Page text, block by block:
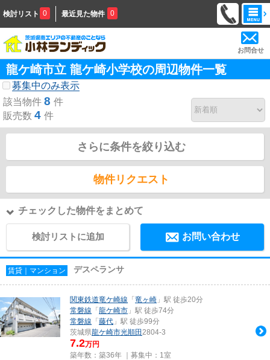
検討リスト 0 最近見た物件 0
お問合せ
龍ケ崎市立 龍ケ崎小学校の周辺物件一覧
募集中のみ表示
該当物件 8 件
販売数 4 件
さらに条件を絞り込む
物件リクエスト
チェックした物件をまとめて
検討リストに追加 お問い合わせ
賃貸｜マンション デスペランサ
関東鉄道竜ケ崎線 「 竜ヶ崎 」駅 徒歩20分
常磐線 「 龍ケ崎市 」駅 徒歩74分
常磐線 「 藤代 」駅 徒歩99分
茨城県龍ケ崎市光順田2804-3
7.2万円
築年数：築36年 ｜募集中： 1室